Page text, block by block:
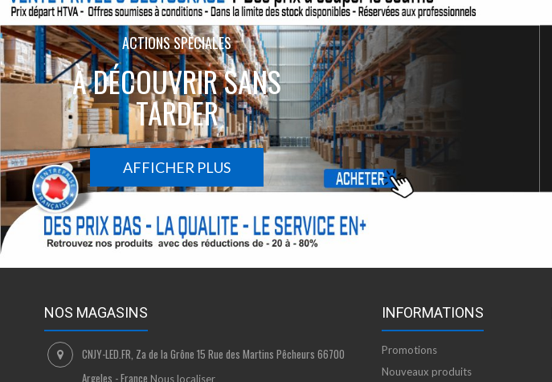
ACTIONS SPÉCIALES
À DÉCOUVRIR SANS
TARDER
AFFICHER PLUS
NOS MAGASINS
CNJY-LED.FR, Za de la Grône 15 Rue des Martins Pêcheurs 66700
Argeles - France Nous localiser
INFORMATIONS
Promotions
Nouveaux produits